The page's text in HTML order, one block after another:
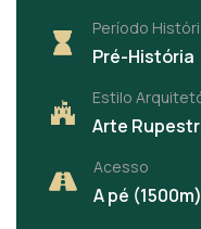
Período
Pré-História
Estilo
Arte
Acesso
A pé (1500m)